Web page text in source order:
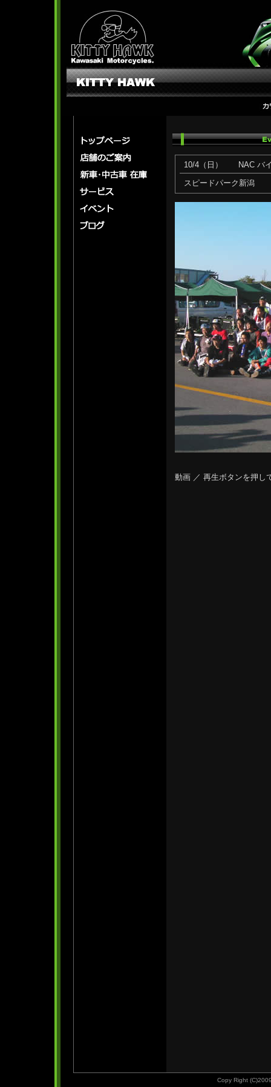
10/4（日） NAC バイ
スピードパーク新潟
動画 ／ 再生ボタンを押し
Copy Right